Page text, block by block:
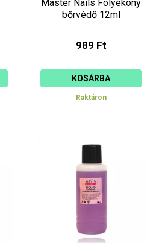
Master Nails Folyékony
bőrvédő 12ml
989 Ft
KOSÁRBA
Raktáron